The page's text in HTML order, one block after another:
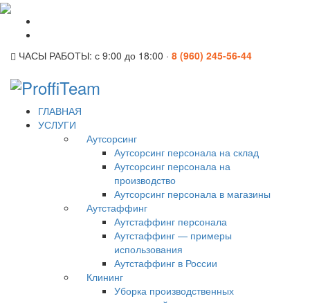
ЧАСЫ РАБОТЫ: с 9:00 до 18:00 · 8 (960) 245-56-44
ГЛАВНАЯ
УСЛУГИ
Аутсорсинг
Аутсорсинг персонала на склад
Аутсорсинг персонала на
производство
Аутсорсинг персонала в магазины
Аутстаффинг
Аутстаффинг персонала
Аутстаффинг — примеры
использования
Аутстаффинг в России
Клининг
Уборка производственных